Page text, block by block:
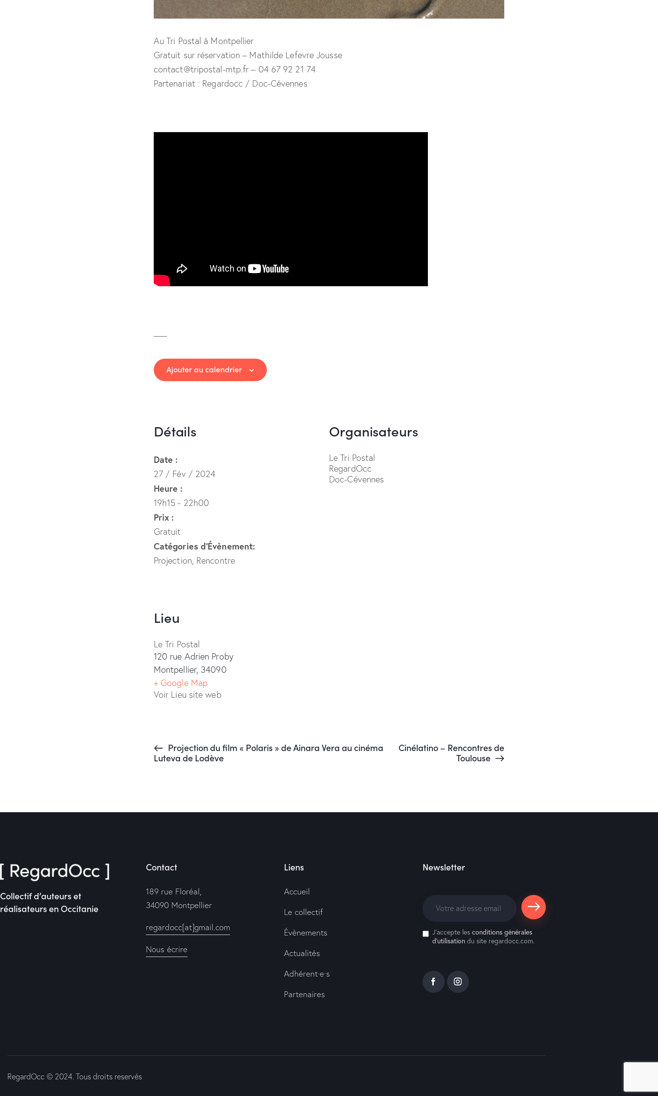
Au Tri Postal à Montpellier
Gratuit sur réservation – Mathilde Lefevre Jousse
contact@tripostal-mtp.fr – 04 67 92 21 74
Partenariat : Regardocc / Doc-Cévennes
—–
Ajouter au calendrier
Détails
Date :
27 / Fév / 2024
Heure :
19h15 - 22h00
Prix :
Gratuit
Catégories d’Évènement:
Projection, Rencontre
Organisateurs
Le Tri Postal
RegardOcc
Doc-Cévennes
Lieu
Le Tri Postal
120 rue Adrien Proby
Montpellier, 34090
+ Google Map
Voir Lieu site web
Projection du film « Polaris » de Ainara Vera au cinéma
Luteva de Lodève
Cinélatino – Rencontres de
Toulouse
Collectif d’auteurs et
réalisateurs en Occitanie
Contact
189 rue Floréal,
34090 Montpellier
regardocc[at]gmail.com
Nous écrire
Liens
Accueil
Le collectif
Évènements
Actualités
Adhérent·e·s
Partenaires
Newsletter
S'abonne
J'accepte les conditions générales
d’utilisationdu site regardocc.com.
RegardOcc © 2024. Tous droits reservés